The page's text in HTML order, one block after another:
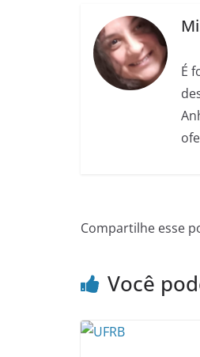
É
Compartilhe esse
Você